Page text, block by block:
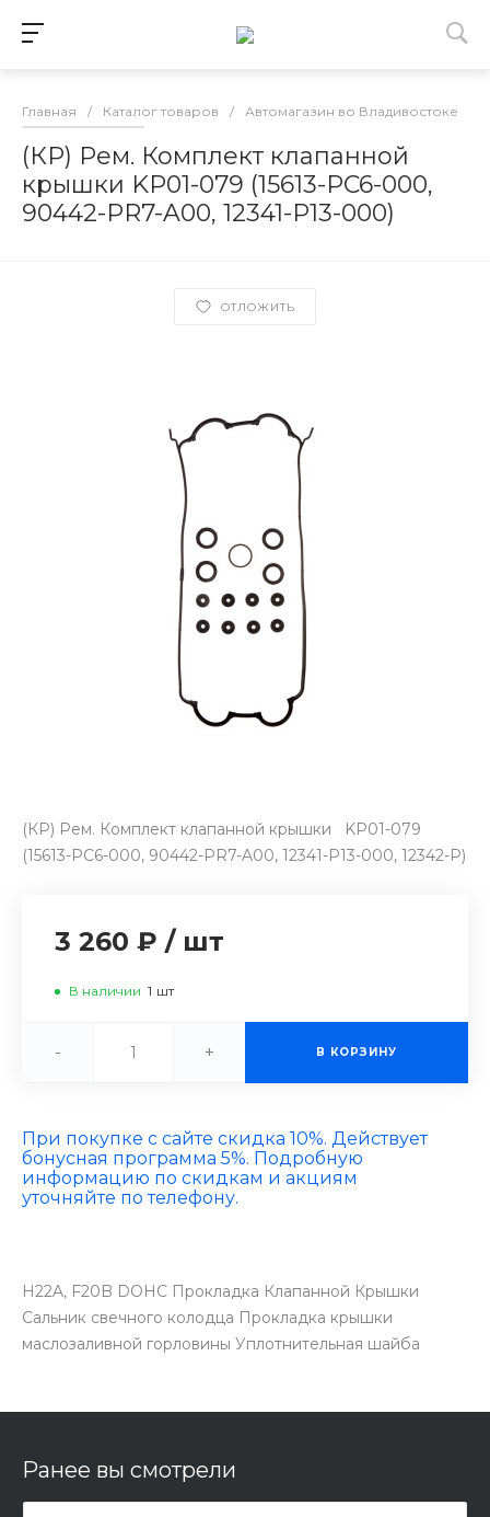
Главная / Каталог товаров / Автомагазин во Владивостоке
(КР) Рем. Комплект клапанной
крышки KP01-079 (15613-PC6-000,
90442-PR7-A00, 12341-P13-000)
ОТЛОЖИТЬ
(КР) Рем. Комплект клапанной крышки KP01-079
(15613-PC6-000, 90442-PR7-A00, 12341-P13-000, 12342-P)
3 260 ₽ / шт
В наличии 1 шт
- + В КОРЗИНУ
При покупке с сайте скидка 10%. Действует
бонусная программа 5%. Подробную
информацию по скидкам и акциям
уточняйте по телефону.
H22A, F20B DOHC Прокладка Клапанной Крышки
Сальник свечного колодца Прокладка крышки
маслозаливной горловины Уплотнительная шайба
Ранее вы смотрели